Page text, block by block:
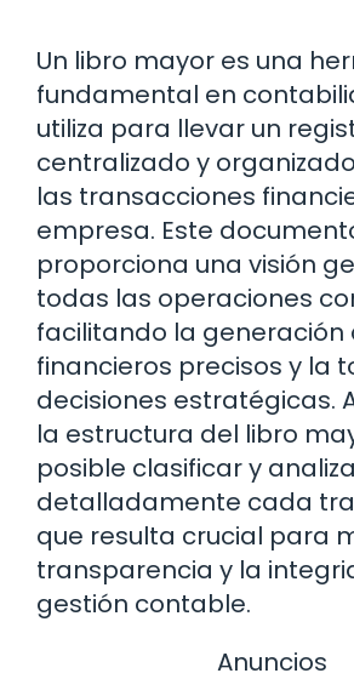
Un libro mayor es una
fundamental en
utiliza para llevar un
centralizado y
las transacciones
empresa. Este
proporciona una visión
todas las operaciones
facilitando la generación
financieros precisos y la
decisiones estratégicas.
la estructura del libro
posible clasificar y
detalladamente cada
que resulta crucial para
transparencia y la
gestión contable.
Anuncios